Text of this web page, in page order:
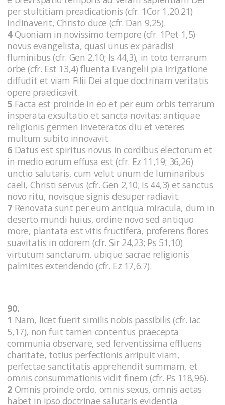
per stultitiam preadicationis (cfr. 1Cor 1,20.21)
inclinaverit, Christo duce (cfr. Dan 9,25).
4Quoniam in novissimo tempore (cfr. 1Pet 1,5)
novus evangelista, quasi unus ex paradisi
fluminibus (cfr. Gen 2,10; Is 44,3), in toto terrarum
orbe (cfr. Est 13,4) fluenta Evangelii pia irrigatione
diffudit et viam Filii Dei atque doctrinam veritatis
opere praedicavit.
5 Facta est proinde in eo et per eum orbis terrarum
insperata exsultatio et sancta novitas: antiquae
religionis germen inveteratos diu et veteres
multum subito innovavit.
6 Datus est spiritus novus in cordibus electorum et
in medio eorum effusa est (cfr. Ez 11,19; 36,26)
unctio salutaris, cum velut unum de luminaribus
caeli, Christi servus (cfr. Gen 2,10; Is 44,3) et sanctus
novo ritu, novisque signis desuper radiavit.
7 Renovata sunt per eum antiqua miracula, dum in
deserto mundi huius, ordine novo sed antiquo
more, plantata est vitis fructifera, proferens flores
suavitatis in odorem (cfr. Sir 24,23; Ps 51,10)
virtutum sanctarum, ubique sacrae religionis
palmites extendendo (cfr. Ez 17,6.7).
90.
1 Nam, licet fuerit similis nobis passibilis (cfr. Iac
5,17), non fuit tamen contentus praecepta
communia observare, sed ferventissima effluens
charitate, totius perfectionis arripuit viam,
perfectae sanctitatis apprehendit summam, et
omnis consummationis vidit finem (cfr. Ps 118,96).
2 Omnis proinde ordo, omnis sexus, omnis aetas
habet in ipso doctrinae salutaris evidentia